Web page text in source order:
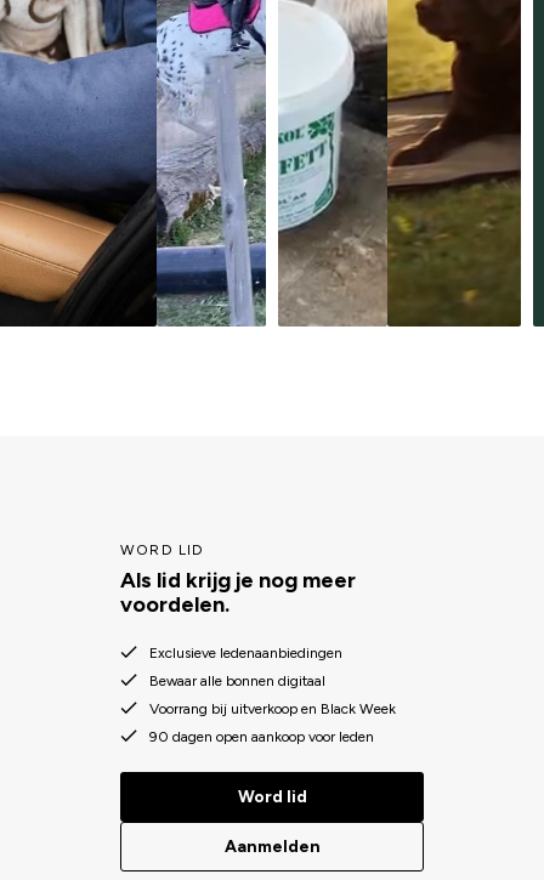
WORD LID
Als lid krijg je nog meer
voordelen.
Exclusieve ledenaanbiedingen
Bewaar alle bonnen digitaal
Voorrang bij uitverkoop en Black Week
90 dagen open aankoop voor leden
Word lid
Aanmelden